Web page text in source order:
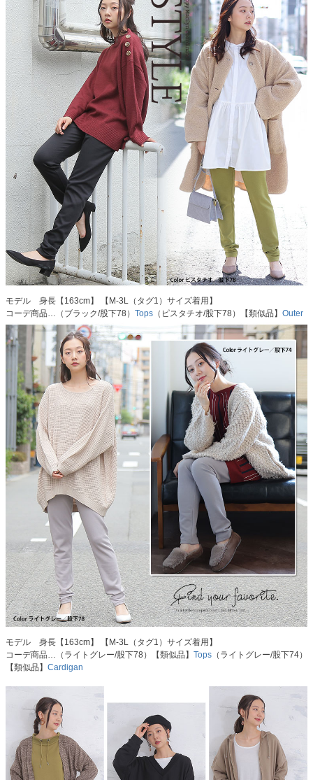
モデル 身長【163cm】 【M-3L（タグ1）サイズ着用】
コーデ商品…（ブラック/股下78） Tops （ピスタチオ/股下78）【類似品】 Outer
モデル 身長【163cm】 【M-3L（タグ1）サイズ着用】
コーデ商品…（ライトグレー/股下78）【類似品】 Tops （ライトグレー/股下74）
【類似品】 Cardigan